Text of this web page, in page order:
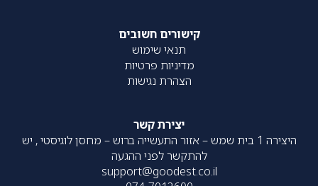
קישורים חשובים
תנאי שימוש
מדיניות פרטיות
הצהרת נגישות
יצירת קשר
היצירה 1 בית שמש – אזור התעשייה ברוש – מחסן לוגיסטי , יש
להתקשר לפני ההגעה
support@goodest.co.il